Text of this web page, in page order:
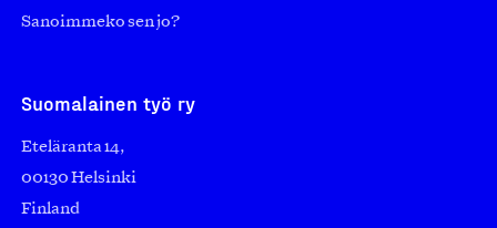
Sanoimmeko sen jo?
Suomalainen työ ry
Eteläranta 14,
00130 Helsinki
Finland